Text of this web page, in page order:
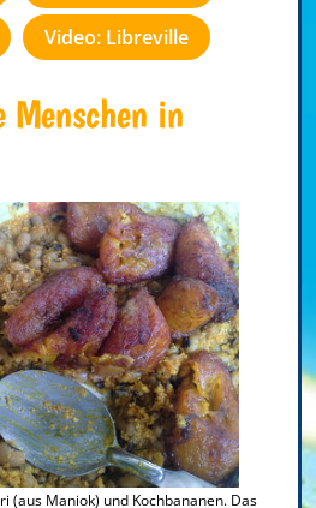
Video: Libreville
Menschen in
(aus Maniok) und Kochbananen. Das